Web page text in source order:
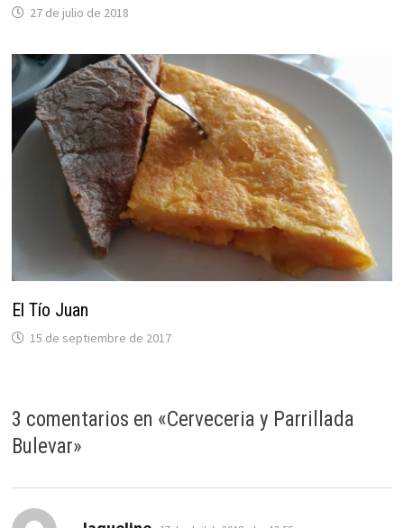
27 de julio de 2018
El Tío Juan
15 de septiembre de 2017
3 comentarios en «Cerveceria y Parrillada
Bulevar»
dice: